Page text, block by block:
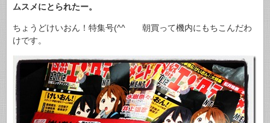
ムスメにとられたー。
ちょうどけいおん！特集号(^^ゞ 朝買って機内にもちこんだわ
けです。